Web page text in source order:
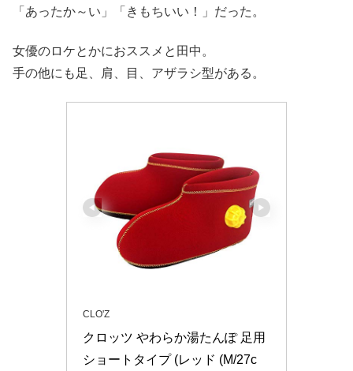
「あったか～い」「きもちいい！」だった。
女優のロケとかにおススメと田中。
手の他にも足、肩、目、アザラシ型がある。
CLO'Z
クロッツ やわらか湯たんぽ 足用
ショートタイプ (レッド (M/27c